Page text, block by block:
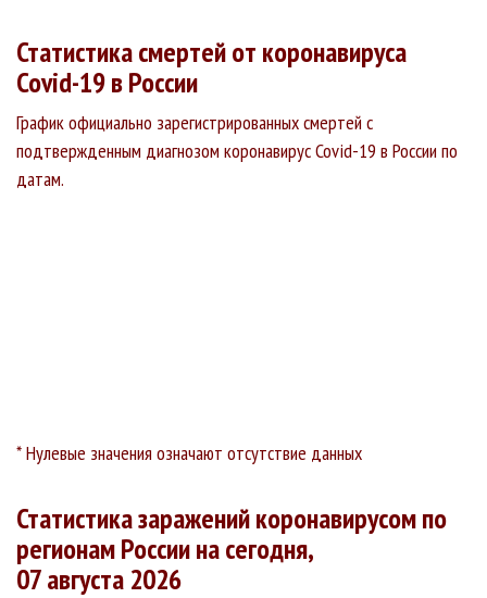
Статистика смертей от коронавируса
Covid-19 в России
График официально зарегистрированных смертей с
подтвержденным диагнозом коронавирус Covid-19 в России по
датам.
* Нулевые значения означают отсутствие данных
Статистика заражений коронавирусом по
регионам России на сегодня,
07 августа 2026